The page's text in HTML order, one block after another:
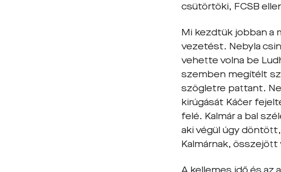
csütörtöki, FCSB
Mi kezdtük jobban a
vezetést. Nebyla
vehette volna be
szemben megítélt
szögletre pattant.
kirúgását Káčer
felé. Kalmár a bal
aki végül úgy
Kalmárnak,